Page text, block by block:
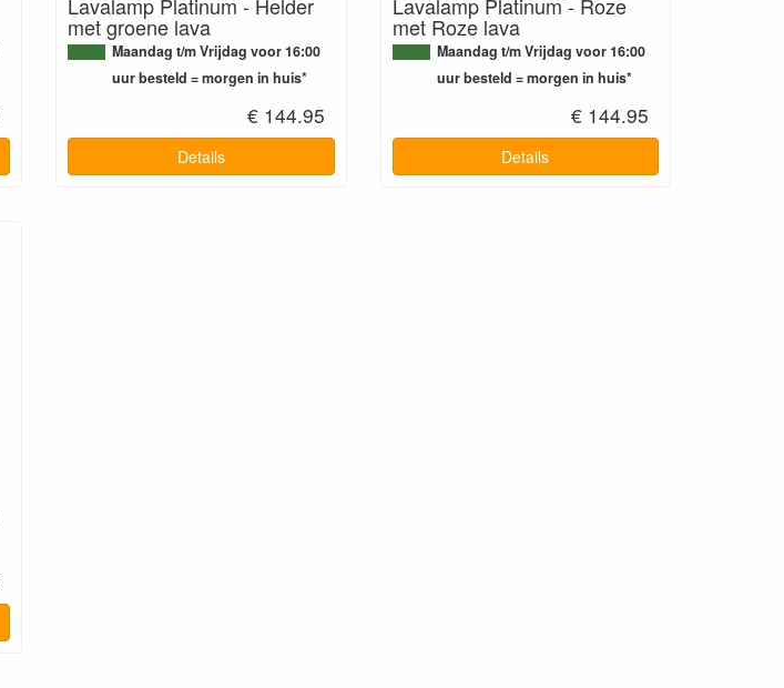
met groene lava
Maandag t/m Vrijdag voor 16:00
uur besteld = morgen in huis*
€ 144.95
Details
met Roze lava
Maandag t/m Vrijdag voor 16:00
uur besteld = morgen in huis*
€ 144.95
Details